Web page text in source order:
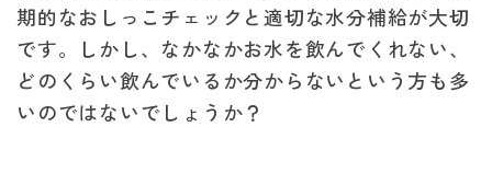
期的なおしっこチェックと適切な水分補給が大切
です。しかし、なかなかお水を飲んでくれない、
どのくらい飲んでいるか分からないという方も多
いのではないでしょうか？